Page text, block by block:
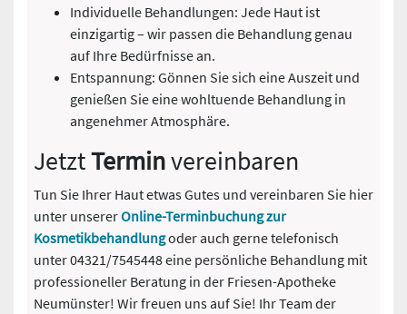
Individuelle Behandlungen: Jede Haut ist
einzigartig – wir passen die Behandlung genau
auf Ihre Bedürfnisse an.
Entspannung: Gönnen Sie sich eine Auszeit und
genießen Sie eine wohltuende Behandlung in
angenehmer Atmosphäre.
JetztTerminvereinbaren
Tun Sie Ihrer Haut etwas Gutes und vereinbaren Sie hier
unter unsererOnline-Terminbuchung zur
Kosmetikbehandlungoder auch gerne telefonisch
unter 04321/7545448 eine persönliche Behandlung mit
professioneller Beratung in der Friesen-Apotheke
Neumünster! Wir freuen uns auf Sie! Ihr Team der